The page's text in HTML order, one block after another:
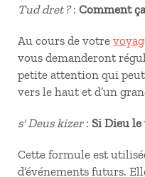
Tud dret ?: Comment
Au cours de votre
vous demanderont
petite attention qui peut
vers le haut et d’un
s' Deus kizer: Si Dieu
Cette formule est
d’événements futurs.